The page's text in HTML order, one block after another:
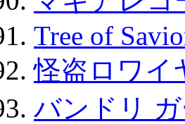
Tree of
怪盗ロワイ
バンドリ